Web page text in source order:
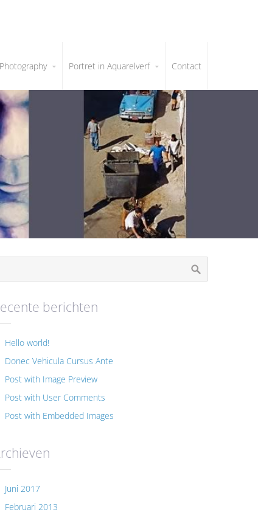
Photography Portret in Aquarelverf Contact
berichten
Hello world!
Donec Vehicula Cursus Ante
Post with Image Preview
Post with User Comments
Post with Embedded Images
Juni 2017
Februari 2013